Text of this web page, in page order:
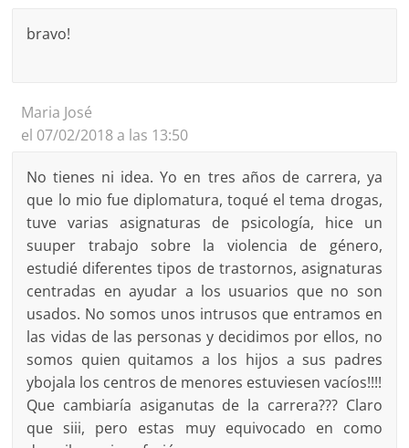
bravo!
Maria José
el 07/02/2018 a las 13:50
No tienes ni idea. Yo en tres años de carrera, ya
que lo mio fue diplomatura, toqué el tema drogas,
tuve varias asignaturas de psicología, hice un
suuper trabajo sobre la violencia de género,
estudié diferentes tipos de trastornos, asignaturas
centradas en ayudar a los usuarios que no son
usados. No somos unos intrusos que entramos en
las vidas de las personas y decidimos por ellos, no
somos quien quitamos a los hijos a sus padres
ybojala los centros de menores estuviesen vacíos!!!!
Que cambiaría asiganutas de la carrera??? Claro
que siii, pero estas muy equivocado en como